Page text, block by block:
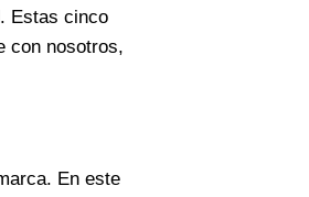
Estas cinco
con nosotros,
En este